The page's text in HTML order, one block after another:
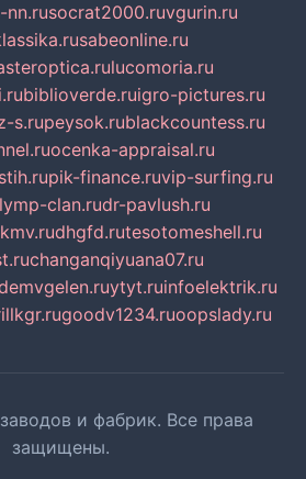
nn.rusocrat2000.ruvgurin.ru
sabeonline.ru
lucomoria.ru
biblioverde.ruigro-pictures.ru
s.rupeysok.rublackcountess.ru
ocenka-appraisal.ru
pik-finance.ruvip-surfing.ru
clan.rudr-pavlush.ru
dhgfd.rutesotomeshell.ru
changanqiyuana07.ru
ytyt.ruinfoelektrik.ru
goodv1234.ruoopslady.ru
и фабрик. Все права
защищены.